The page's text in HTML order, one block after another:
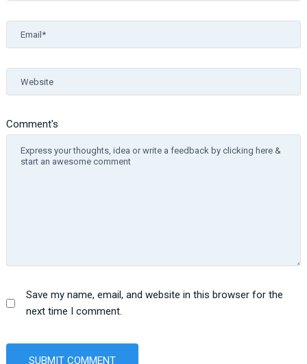
Comment's
Email*
Website
Save my name, email, and website in this browser for the
next time I comment.